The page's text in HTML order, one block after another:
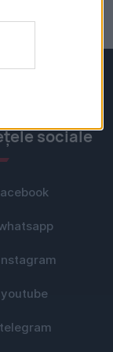
sociale
youtube
telegram